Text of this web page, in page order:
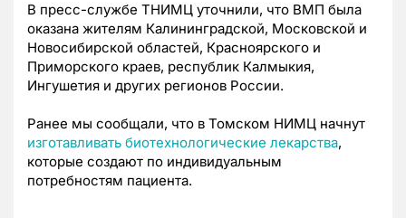
В пресс-службе ТНИМЦ уточнили, что ВМП была
оказана жителям Калининградской, Московской и
Новосибирской областей, Красноярского и
Приморского краев, республик Калмыкия,
Ингушетия и других регионов России.
Ранее мы сообщали, что в Томском НИМЦ начнут
изготавливать биотехнологические лекарства,
которые создают по индивидуальным
потребностям пациента.